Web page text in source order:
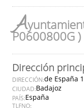
A
P0600800G )
Dirección
DIRECCIÓN:de España 1
CIUDAD:Badajoz
PAÍS:España
TLFNO: